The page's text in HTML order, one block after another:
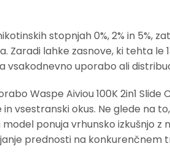
stopnjah 0%, 2% in 5%,
Zaradi lahke zasnove, ki tehta
vsakodnevno uporabo ali
Waspe Aiviou 100K 2in1
vsestranski okus. Ne glede na
ponuja vrhunsko izkušnjo z
prednosti na konkurenčnem